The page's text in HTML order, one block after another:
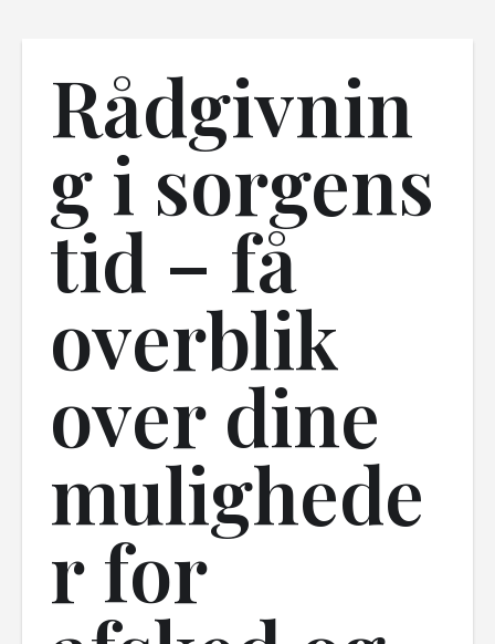
Rådgivnin
g i sorgens
tid – få
overblik
over dine
mulighede
r for